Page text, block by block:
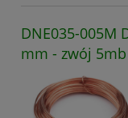
DNE035-005M
mm - zwój 5mb